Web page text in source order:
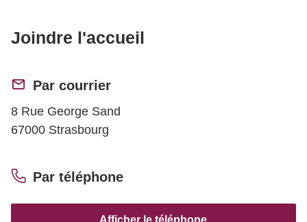
Joindre l'accueil
Par courrier
8 Rue George Sand
67000 Strasbourg
Par téléphone
Afficher le téléphone